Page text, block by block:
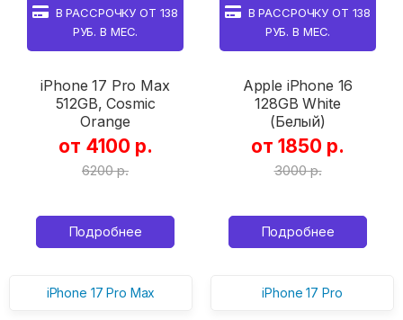
В РАССРОЧКУ ОТ 138
РУБ. В МЕС.
iPhone 17 Pro Max
512GB, Cosmic
Orange
от 4100 р.
6200 р.
Подробнее
В РАССРОЧКУ ОТ 138
РУБ. В МЕС.
Apple iPhone 16
128GB White
(Белый)
от 1850 р.
3000 р.
Подробнее
iPhone 17 Pro Max iPhone 17 Pro